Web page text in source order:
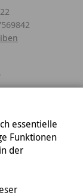
essentielle
Funktionen
der